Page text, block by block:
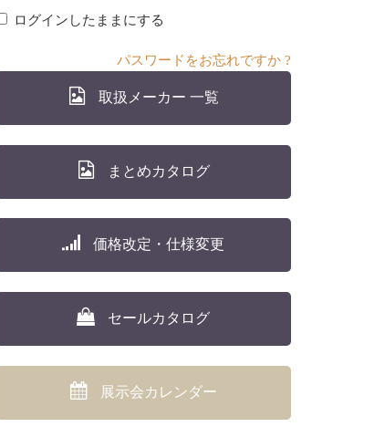
ログインしたままにする
パスワードをお忘れですか ?
取扱メーカー 一覧
まとめカタログ
価格改定・仕様変更
セールカタログ
展示会カレンダー